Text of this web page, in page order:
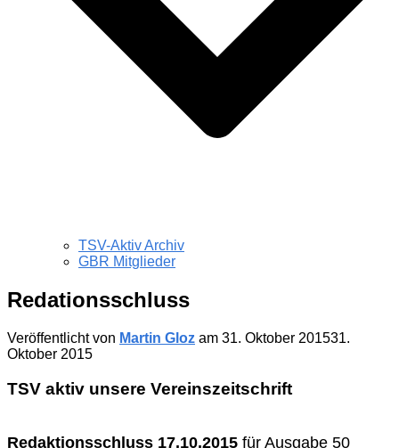
TSV-Aktiv Archiv
GBR Mitglieder
Redationsschluss
Veröffentlicht von Martin Gloz am 31. Oktober 201531.
Oktober 2015
TSV aktiv unsere Vereinszeitschrift
Redaktionsschluss 17.10.2015 für Ausgabe 50